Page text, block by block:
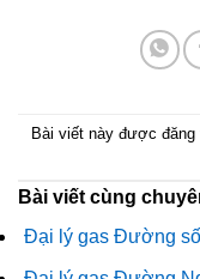
Bài viết này được đăng
Bài viết cùng
Đại lý gas Đường